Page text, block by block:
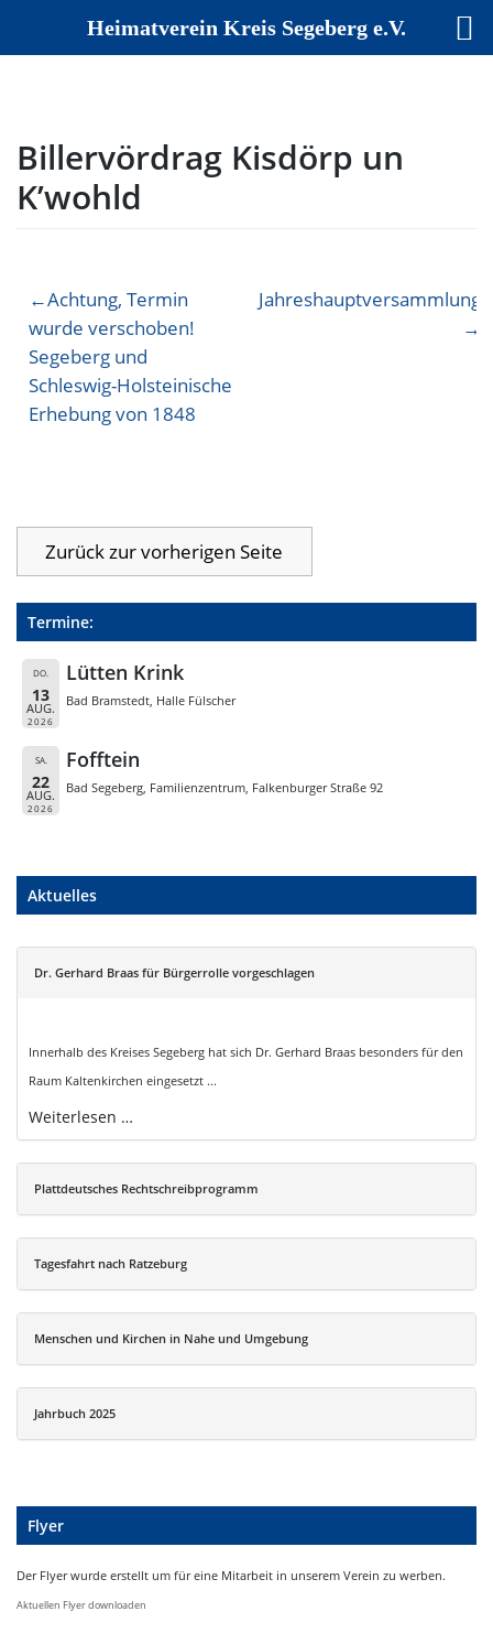
Billervördrag Kisdörp un
K’wohld
Beitragsnavigation
Achtung, Termin
wurde verschoben!
Segeberg und
Schleswig-Holsteinische
Erhebung von 1848
Jahreshauptversammlung
Termine:
DO.
13
AUG.
2026
Lütten Krink
Bad Bramstedt, Halle Fülscher
SA.
22
AUG.
2026
Fofftein
Bad Segeberg, Familienzentrum, Falkenburger Straße 92
Aktuelles
Dr. Gerhard Braas für Bürgerrolle vorgeschlagen
Innerhalb des Kreises Segeberg hat sich Dr. Gerhard Braas besonders für den
Raum Kaltenkirchen eingesetzt ...
Weiterlesen …
Plattdeutsches Rechtschreibprogramm
Tagesfahrt nach Ratzeburg
Menschen und Kirchen in Nahe und Umgebung
Jahrbuch 2025
Flyer
Der Flyer wurde erstellt um für eine Mitarbeit in unserem Verein zu werben.
Aktuellen Flyer downloaden
Heimatverein Kreis Segeberg e.V.